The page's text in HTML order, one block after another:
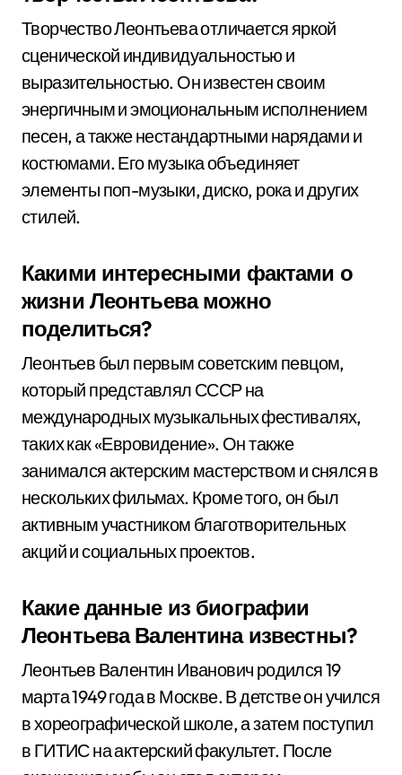
Творчество Леонтьева отличается яркой
сценической индивидуальностью и
выразительностью. Он известен своим
энергичным и эмоциональным исполнением
песен, а также нестандартными нарядами и
костюмами. Его музыка объединяет
элементы поп-музыки, диско, рока и других
стилей.
Какими интересными фактами о
жизни Леонтьева можно
поделиться?
Леонтьев был первым советским певцом,
который представлял СССР на
международных музыкальных фестивалях,
таких как «Евровидение». Он также
занимался актерским мастерством и снялся в
нескольких фильмах. Кроме того, он был
активным участником благотворительных
акций и социальных проектов.
Какие данные из биографии
Леонтьева Валентина известны?
Леонтьев Валентин Иванович родился 19
марта 1949 года в Москве. В детстве он учился
в хореографической школе, а затем поступил
в ГИТИС на актерский факультет. После